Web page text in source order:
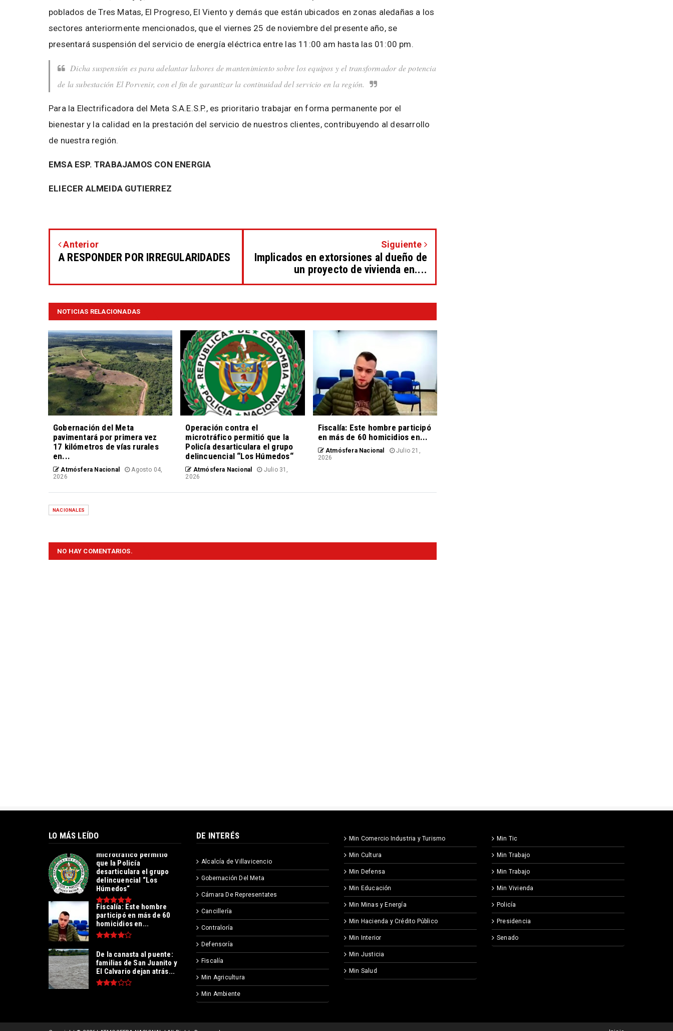
poblados de Tres Matas, El Progreso, El Viento y demás que están ubicados en zonas aledañas a los
sectores anteriormente mencionados, que el viernes 25 de noviembre del presente año, se
presentará suspensión del servicio de energía eléctrica entre las 11:00 am hasta las 01:00 pm.
Dicha suspensión es para adelantar labores de mantenimiento sobre los equipos y el transformador de potencia
de la subestación El Porvenir, con el fin de garantizar la continuidad del servicio en la región.
Para la Electrificadora del Meta S.A.E.S.P., es prioritario trabajar en forma permanente por el
bienestar y la calidad en la prestación del servicio de nuestros clientes, contribuyendo al desarrollo
de nuestra región.
EMSA ESP. TRABAJAMOS CON ENERGIA
ELIECER ALMEIDA GUTIERREZ
Anterior
A RESPONDER POR IRREGULARIDADES
Siguiente
Implicados en extorsiones al dueño de
un proyecto de vivienda en....
NOTICIAS RELACIONADAS
Gobernación del Meta
pavimentará por primera vez
17 kilómetros de vías rurales
en...
Atmósfera Nacional
Agosto 04,
2026
Operación contra el
microtráfico permitió que la
Policía desarticulara el grupo
delincuencial “Los Húmedos“
Atmósfera Nacional
Julio 31,
2026
Fiscalía: Este hombre participó
en más de 60 homicidios en...
Atmósfera Nacional
Julio 21,
2026
NACIONALES
NO HAY COMENTARIOS.
LO MÁS LEÍDO
Operación contra el
microtráfico permitió
que la Policía
desarticulara el grupo
delincuencial “Los
Húmedos“
Fiscalía: Este hombre
participó en más de 60
homicidios en...
De la canasta al puente:
familias de San Juanito y
El Calvario dejan atrás...
DE INTERÉS
Alcalcía de Villavicencio
Gobernación Del Meta
Cámara De Representates
Cancillería
Contraloría
Defensoría
Fiscalía
Min Agricultura
Min Ambiente
Min Comercio Industria y Turismo
Min Cultura
Min Defensa
Min Educación
Min Minas y Energía
Min Hacienda y Crédito Público
Min Interior
Min Justicia
Min Salud
Min Tic
Min Trabajo
Min Trabajo
Min Vivienda
Policía
Presidencia
Senado